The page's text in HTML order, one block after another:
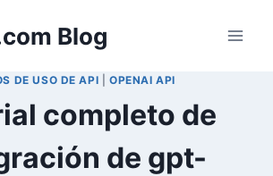
Blog
DE USO DE API |OPENAI API
completo de
de gpt-